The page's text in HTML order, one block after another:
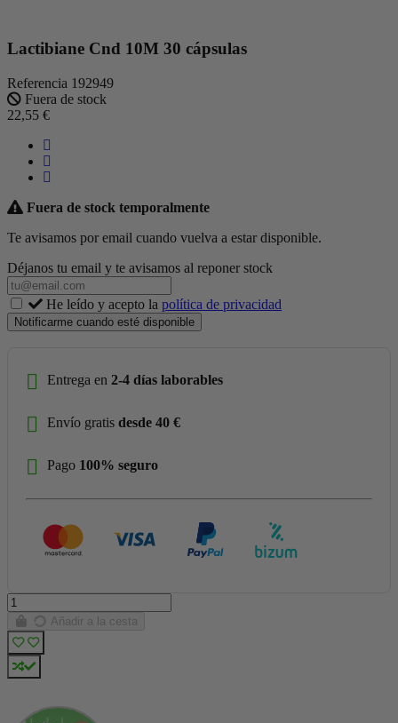
Lactibiane Cnd 10M 30 cápsulas
Referencia 192949
Fuera de stock
22,55 €
Fuera de stock temporalmente
Te avisamos por email cuando vuelva a estar disponible.
Déjanos tu email y te avisamos al reponer stock
He leído y acepto la política de privacidad
Notificarme cuando esté disponible
Entrega en 2-4 días laborables
Envío gratis desde 40 €
Pago 100% seguro
Añadir a la cesta